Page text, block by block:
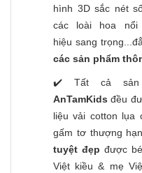
hình 3D sắc nét
các loài hoa
hiệu sang
các sản phẩm
✔️ Tất cả sản
AnTamKids đều
liệu vải cotton lụa
gấm tơ thượng
tuyệt đẹp được
Việt kiều & mẹ